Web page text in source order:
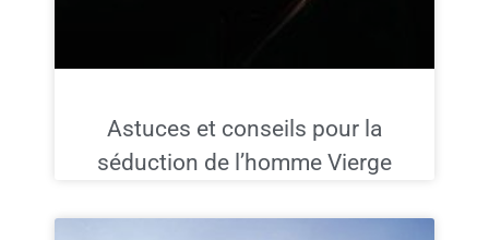
Astuces et conseils pour la
séduction de l’homme Vierge